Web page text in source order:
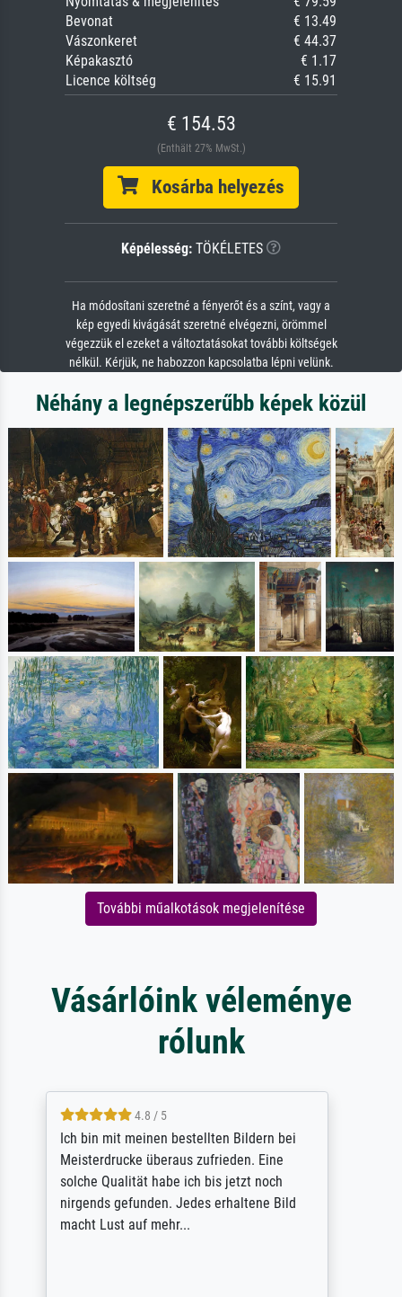
Bevonat
€ 13.49
Vászonkeret
€ 44.37
Képakasztó
€ 1.17
Licence költség
€ 15.91
€ 154.53
(Enthält 27% MwSt.)
Kosárba helyezés
Képélesség: TÖKÉLETES
Ha módosítani szeretné a fényerőt és a színt, vagy a
kép egyedi kivágását szeretné elvégezni, örömmel
végezzük el ezeket a változtatásokat további költségek
nélkül. Kérjük, ne habozzon kapcsolatba lépni velünk.
Néhány a legnépszerűbb képek közül
További műalkotások megjelenítése
Vásárlóink véleménye
rólunk
5 / 5
Rundum positive Erfahrung. Die Ausführung
des Auftrags hat eine Weile gedauert, die
angekündigte Lieferzeit wurde aber
letztlich sogar etwas unterschritten. Die
Qualität des Papiers und des Drucks